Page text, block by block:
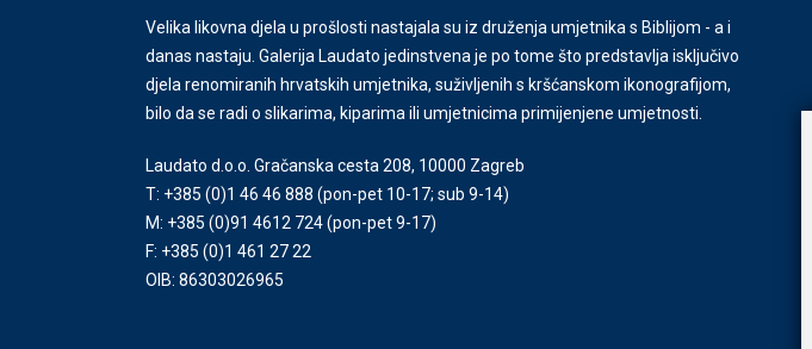
Velika likovna djela u prošlosti nastajala su iz druženja umjetnika s Biblijom - a i
danas nastaju. Galerija Laudato jedinstvena je po tome što predstavlja isključivo
djela renomiranih hrvatskih umjetnika, suživljenih s kršćanskom ikonografijom,
bilo da se radi o slikarima, kiparima ili umjetnicima primijenjene umjetnosti.
Laudato d.o.o. Gračanska cesta 208, 10000 Zagreb
T: +385 (0)1 46 46 888 (pon-pet 10-17; sub 9-14)
M: +385 (0)91 4612 724(pon-pet 9-17)
F: +385 (0)1 461 27 22
OIB: 86303026965